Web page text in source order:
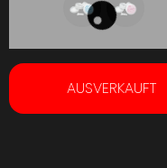
AUSVERKAUFT